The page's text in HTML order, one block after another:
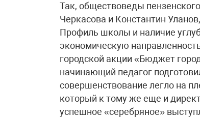
Так, обществоведы
Черкасова и Константин
Профиль школы и наличие
экономическую
городской акции «Бюджет
начинающий педагог
совершенствование легло на
который к тому же еще и
успешное «серебряное»